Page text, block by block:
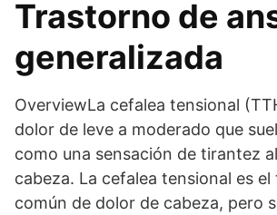
Trastorno de
generalizada
OverviewLa cefalea tensional
dolor de leve a moderado que
como una sensación de tirantez
cabeza. La cefalea tensional es el
común de dolor de cabeza, pero